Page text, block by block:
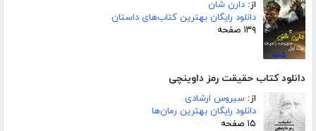
از: دارن شان
دانلود رایگان بهترین کتاب‌های داستان
۱۳۹ صفحه
دانلود کتاب حقیقت رمز داوینچی
از: سیروس ارشادی
دانلود رایگان بهترین رمان‌ها
۱۵ صفحه